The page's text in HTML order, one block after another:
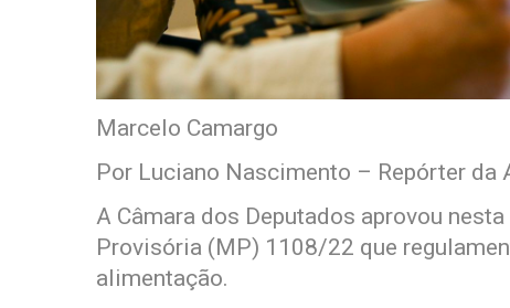
Marcelo Camargo
Por Luciano Nascimento – Repórter da
A Câmara dos Deputados aprovou
Provisória (MP) 1108/22 que
alimentação.